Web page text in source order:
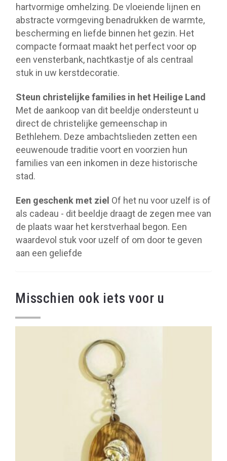
hartvormige omhelzing. De vloeiende lijnen en
abstracte vormgeving benadrukken de warmte,
bescherming en liefde binnen het gezin. Het
compacte formaat maakt het perfect voor op
een vensterbank, nachtkastje of als centraal
stuk in uw kerstdecoratie.
Steun christelijke families in het Heilige Land
Met de aankoop van dit beeldje ondersteunt u
direct de christelijke gemeenschap in
Bethlehem. Deze ambachtslieden zetten een
eeuwenoude traditie voort en voorzien hun
families van een inkomen in deze historische
stad.
Een geschenk met ziel Of het nu voor uzelf is of
als cadeau - dit beeldje draagt de zegen mee van
de plaats waar het kerstverhaal begon. Een
waardevol stuk voor uzelf of om door te geven
aan een geliefde
Misschien ook iets voor u